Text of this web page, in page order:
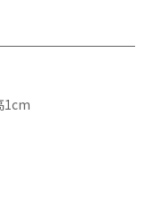
1cm